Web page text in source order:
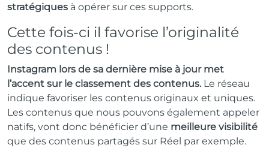
stratégiques à opérer sur ces supports.
Cette fois-ci il favorise l’originalité
des contenus !
Instagram lors de sa dernière mise à jour met
l’accent sur le classement des contenus. Le réseau
indique favoriser les contenus originaux et uniques.
Les contenus que nous pouvons également appeler
natifs, vont donc bénéficier d’une meilleure visibilité
que des contenus partagés sur Réel par exemple.